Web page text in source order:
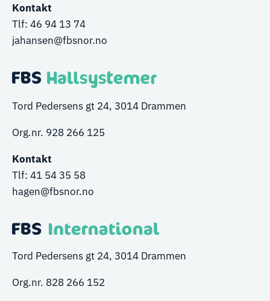
Kontakt
Tlf: 46 94 13 74
jahansen@fbsnor.no
Tord Pedersens gt 24, 3014 Drammen
Org.nr. 928 266 125
Kontakt
Tlf: 41 54 35 58
hagen@fbsnor.no
Tord Pedersens gt 24, 3014 Drammen
Org.nr. 828 266 152